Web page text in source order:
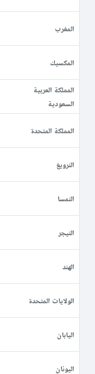
المغرب
المكسيك
المملكة العربية
السعودية
المملكة المتحدة
النرويغ
النمسا
النيجر
الهند
الولايات المتحدة
اليابان
اليونان